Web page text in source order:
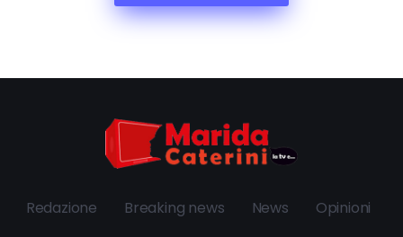
Redazione Breaking news News Opinioni